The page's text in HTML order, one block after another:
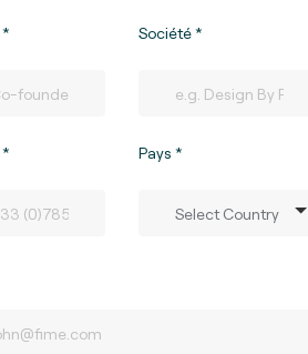
Société
Pays